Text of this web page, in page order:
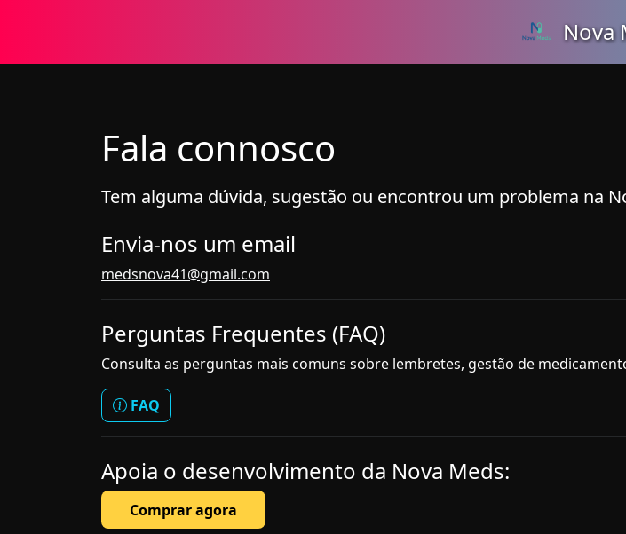
Nova
Fala connosco
Tem alguma dúvida, sugestão ou encontrou um problema na
Envia-nos um email
medsnova41@gmail.com
Perguntas Frequentes (FAQ)
Consulta as perguntas mais comuns sobre lembretes, gestão de
FAQ
Apoia o desenvolvimento da Nova Meds: